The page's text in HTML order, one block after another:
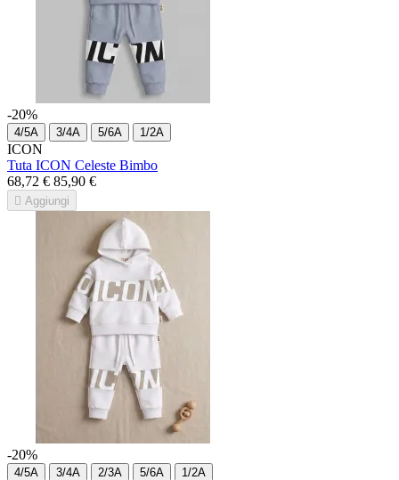
-20%
4/5A 3/4A 5/6A 1/2A
ICON
Tuta ICON Celeste Bimbo
68,72 € 85,90 €
 Aggiungi
-20%
4/5A 3/4A 2/3A 5/6A 1/2A